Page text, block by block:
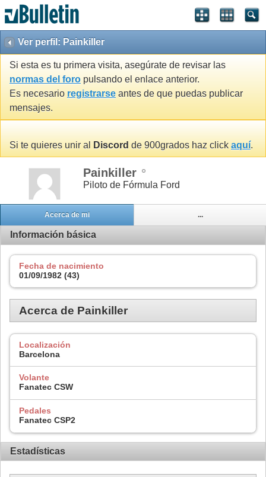
Ver perfil: Painkiller
Si esta es tu primera visita, asegúrate de revisar las
normas del foro pulsando el enlace anterior.
Es necesario registrarse antes de que puedas publicar
mensajes.
Si te quieres unir al Discord de 900grados haz click aquí.
Painkiller
Piloto de Fórmula Ford
Acerca de mi ...
Información básica
Fecha de nacimiento
01/09/1982 (43)
Acerca de Painkiller
Localización
Barcelona
Volante
Fanatec CSW
Pedales
Fanatec CSP2
Estadísticas